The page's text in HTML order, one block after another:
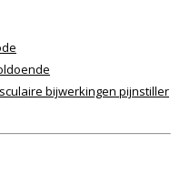
bijwerkingen pijnstiller